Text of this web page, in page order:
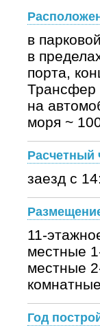
в
в
порта,
Трансфер
на
моря ~
Расчетный
заезд с
11-
местные
местные
Год